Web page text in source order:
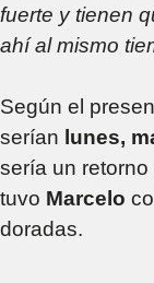
fuerte y tienen
ahí al mismo
Según el
serían lunes,
sería un
tuvo Marcelo
doradas.